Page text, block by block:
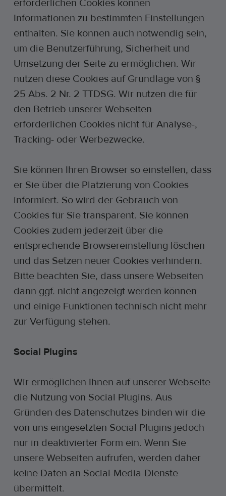
erforderlichen Cookies können
Informationen zu bestimmten Einstellungen
enthalten. Sie können auch notwendig sein,
um die Benutzerführung, Sicherheit und
Umsetzung der Seite zu ermöglichen. Wir
nutzen diese Cookies auf Grundlage von §
25 Abs. 2 Nr. 2 TTDSG. Wir nutzen die für
den Betrieb unserer Webseiten
erforderlichen Cookies nicht für Analyse-,
Tracking- oder Werbezwecke.
Sie können Ihren Browser so einstellen, dass
er Sie über die Platzierung von Cookies
informiert. So wird der Gebrauch von
Cookies für Sie transparent. Sie können
Cookies zudem jederzeit über die
entsprechende Browsereinstellung löschen
und das Setzen neuer Cookies verhindern.
Bitte beachten Sie, dass unsere Webseiten
dann ggf. nicht angezeigt werden können
und einige Funktionen technisch nicht mehr
zur Verfügung stehen.
Social Plugins
Wir ermöglichen Ihnen auf unserer Webseite
die Nutzung von Social Plugins. Aus
Gründen des Datenschutzes binden wir die
von uns eingesetzten Social Plugins jedoch
nur in deaktivierter Form ein. Wenn Sie
unsere Webseiten aufrufen, werden daher
keine Daten an Social-Media-Dienste
übermittelt.